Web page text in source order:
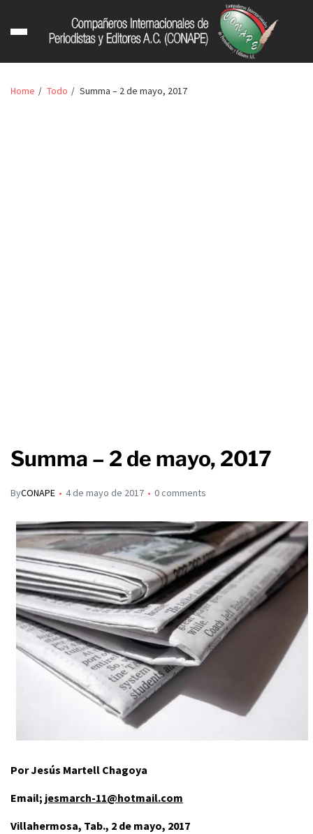
Home Todo Summa – 2 de mayo, 2017
Summa – 2 de mayo, 2017
ByCONAPE 4 de mayo de 2017 0 comments
Por Jesús Martell Chagoya
Email; jesmarch-11@hotmail.com
Villahermosa, Tab., 2 de mayo, 2017